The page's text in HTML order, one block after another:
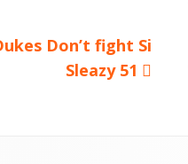
Don’t fight Si
Sleazy 51